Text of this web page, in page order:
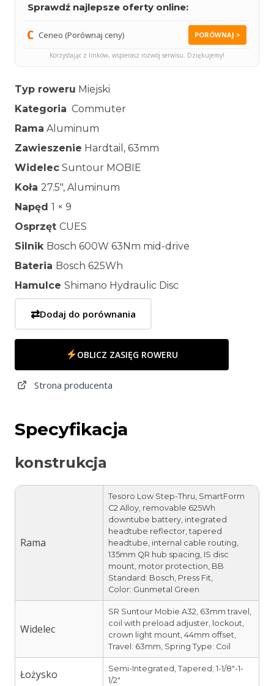
Sprawdź najlepsze oferty online:
Ceneo (Porównaj ceny) PORÓWNAJ >
Korzystając z linków, wspierasz rozwój serwisu. Dziękujemy!
Typ roweru Miejski
Kategoria Commuter
Rama Aluminum
Zawieszenie Hardtail, 63mm
Widelec Suntour MOBIE
Koła 27.5″, Aluminum
Napęd 1 × 9
Osprzęt CUES
Silnik Bosch 600W 63Nm mid-drive
Bateria Bosch 625Wh
Hamulce Shimano Hydraulic Disc
⇄Dodaj do porównania
OBLICZ ZASIĘG ROWERU
Strona producenta
Specyfikacja
konstrukcja
Rama
Tesoro Low Step-Thru, SmartForm
C2 Alloy, removable 625Wh
downtube battery, integrated
headtube reflector, tapered
headtube, internal cable routing,
135mm QR hub spacing, IS disc
mount, motor protection, BB
Standard: Bosch, Press Fit,
Color: Gunmetal Green
Widelec
SR Suntour Mobie A32, 63mm travel,
coil with preload adjuster, lockout,
crown light mount, 44mm offset,
Travel: 63mm, Spring Type: Coil
Łożysko
Semi-Integrated, Tapered; 1-1/8″-1-
1/2″